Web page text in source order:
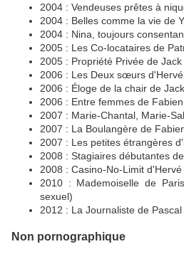
2004 : Vendeuses prêtes à
2004 : Belles comme la vie de
2004 : Nina, toujours
2005 : Les Co-locataires de
2005 : Propriété Privée de Jack
2006 : Les Deux sœurs
2006 : Éloge de la chair de
2006 : Entre femmes de
2007 : Marie-Chantal, Marie-
2007 : La Boulangère de
2007 : Les petites étrangères
2008 : Stagiaires débutantes
2008 : Casino-No-Limit d'Hervé
2010 : Mademoiselle de
sexuel)
2012 : La Journaliste de
Non pornographique